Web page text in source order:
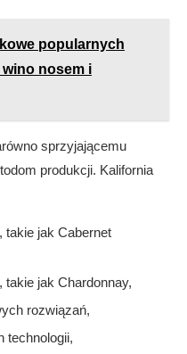
popularnych
nosem i
sprzyjającemu
produkcji. Kalifornia
takie jak Cabernet
jak Chardonnay,
rozwiązań,
technologii,